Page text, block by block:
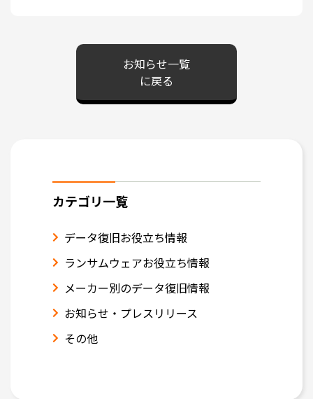
お知らせ一覧
に戻る
カテゴリ一覧
データ復旧お役立ち情報
ランサムウェアお役立ち情報
メーカー別のデータ復旧情報
お知らせ・プレスリリース
その他